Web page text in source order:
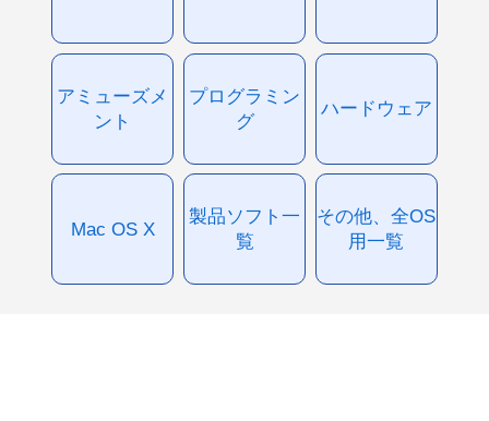
アミューズメ
ント
プログラミン
グ
ハードウェア
Mac OS X
製品ソフト一
覧
その他、全OS
用一覧